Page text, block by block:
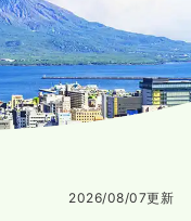
2026/08/07更新